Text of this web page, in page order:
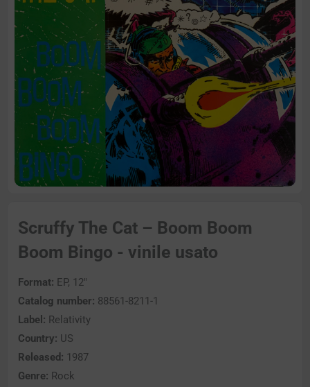
Scruffy The Cat – Boom Boom
Boom Bingo - vinile usato
Format: EP, 12″
Catalog number: 88561-8211-1
Label: Relativity
Country: US
Released: 1987
Genre: Rock